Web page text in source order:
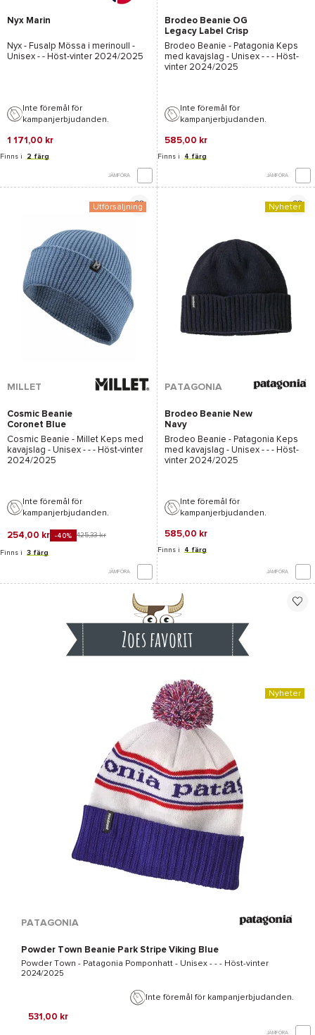
Nyx Marin
Nyx - Fusalp Mössa i merinoull -
Unisex - - Höst-vinter 2024/2025
Inte föremål för
kampanjerbjudanden.
1 171,00 kr
Finns i 2 färg
JÄMFÖRA
Brodeo Beanie OG
Legacy Label Crisp
Grey
Brodeo Beanie - Patagonia Keps
med kavajslag - Unisex - - - Höst-
vinter 2024/2025
Inte föremål för
kampanjerbjudanden.
585,00 kr
Finns i 4 färg
JÄMFÖRA
Utförsäljning
MILLET
Cosmic Beanie
Coronet Blue
Cosmic Beanie - Millet Keps med
kavajslag - Unisex - - - Höst-vinter
2024/2025
Inte föremål för
kampanjerbjudanden.
254,00 kr -40% 425,33 kr
Finns i 3 färg
JÄMFÖRA
Nyheter
PATAGONIA
Brodeo Beanie New
Navy
Brodeo Beanie - Patagonia Keps
med kavajslag - Unisex - - - Höst-
vinter 2024/2025
Inte föremål för
kampanjerbjudanden.
585,00 kr
Finns i 4 färg
JÄMFÖRA
Zoes favorit
Nyheter
PATAGONIA
Powder Town Beanie Park Stripe Viking Blue
Powder Town - Patagonia Pomponhatt - Unisex - - - Höst-vinter
2024/2025
Inte föremål för kampanjerbjudanden.
531,00 kr
JÄMFÖRA